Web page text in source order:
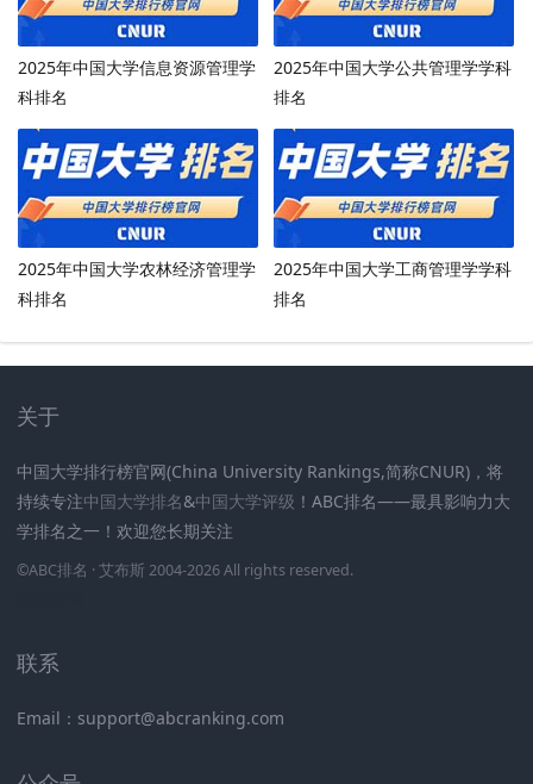
2025年中国大学信息资源管理学
科排名
2025年中国大学公共管理学学科
排名
2025年中国大学农林经济管理学
科排名
2025年中国大学工商管理学学科
排名
关于
中国大学排行榜官网(China University Rankings,简称CNUR)，将
持续专注中国大学排名&中国大学评级 ！ABC排名——最具影响力大
学排名之一！欢迎您长期关注
©ABC排名 · 艾布斯 2004-2026 All rights reserved.
联系
Email：support@abcranking.com